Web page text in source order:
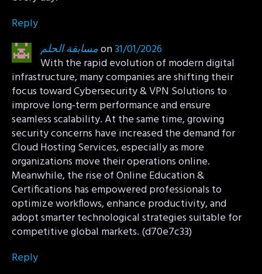
Reply
مسابقة الحلمon31/01/2026
With the rapid evolution of modern digital
infrastructure, many companies are shifting their
focus toward Cybersecurity & VPN Solutions to
improve long‑term performance and ensure
seamless scalability. At the same time, growing
security concerns have increased the demand for
Cloud Hosting Services, especially as more
organizations move their operations online.
Meanwhile, the rise of Online Education &
Certifications has empowered professionals to
optimize workflows, enhance productivity, and
adopt smarter technological strategies suitable for
competitive global markets. (d70e7c33)
Reply